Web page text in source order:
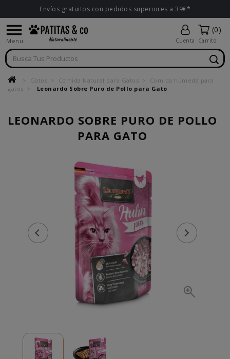
Envíos gratuitos con pedidos superiores a 39€*

Menu Cuenta
(0)
Carrito
Gatos Comida Natural para Gatos
Comida húmeda para
gatos
Leonardo Sobre Puro de Pollo para Gato
LEONARDO SOBRE PURO DE POLLO
PARA GATO